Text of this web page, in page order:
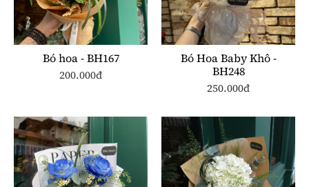
Bó hoa - BH167
200.000đ
Bó Hoa Baby Khô -
BH248
250.000đ